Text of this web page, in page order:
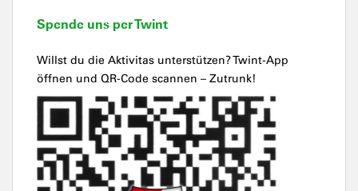
Spende uns per Twint
Willst du die Aktivitas unterstützen? Twint-App
öffnen und QR-Code scannen – Zutrunk!